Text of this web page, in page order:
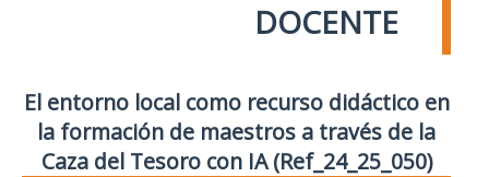
DOCENTE
El entorno local como recurso didáctico en
la formación de maestros a través de la
Caza del Tesoro con IA (Ref_24_25_050)